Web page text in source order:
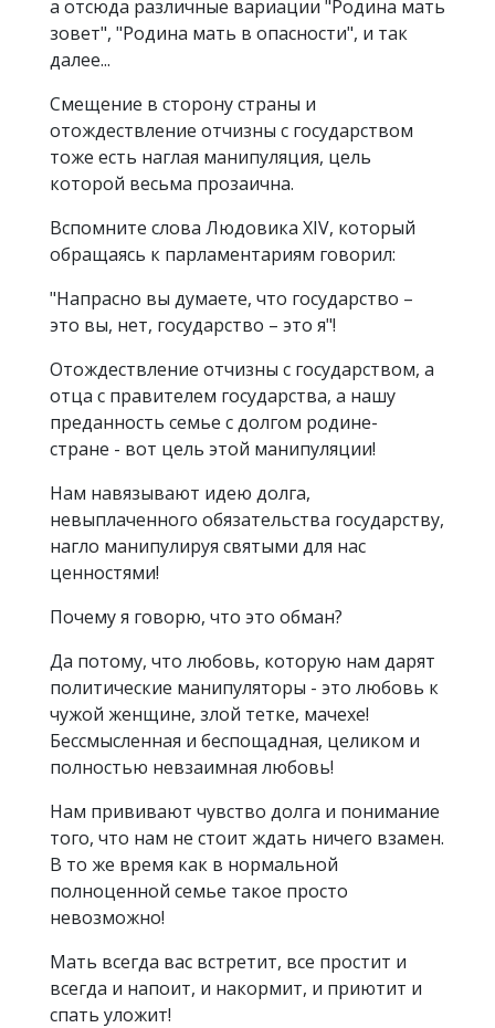
а отсюда различные вариации "Родина мать
зовет", "Родина мать в опасности", и так
далее...
Смещение в сторону страны и
отождествление отчизны с государством
тоже есть наглая манипуляция, цель
которой весьма прозаична.
Вспомните слова Людовика XIV, который
обращаясь к парламентариям говорил:
"Напрасно вы думаете, что государство –
это вы, нет, государство – это я"!
Отождествление отчизны с государством, а
отца с правителем государства, а нашу
преданность семье с долгом родине-
стране - вот цель этой манипуляции!
Нам навязывают идею долга,
невыплаченного обязательства государству,
нагло манипулируя святыми для нас
ценностями!
Почему я говорю, что это обман?
Да потому, что любовь, которую нам дарят
политические манипуляторы - это любовь к
чужой женщине, злой тетке, мачехе!
Бессмысленная и беспощадная, целиком и
полностью невзаимная любовь!
Нам прививают чувство долга и понимание
того, что нам не стоит ждать ничего взамен.
В то же время как в нормальной
полноценной семье такое просто
невозможно!
Мать всегда вас встретит, все простит и
всегда и напоит, и накормит, и приютит и
спать уложит!